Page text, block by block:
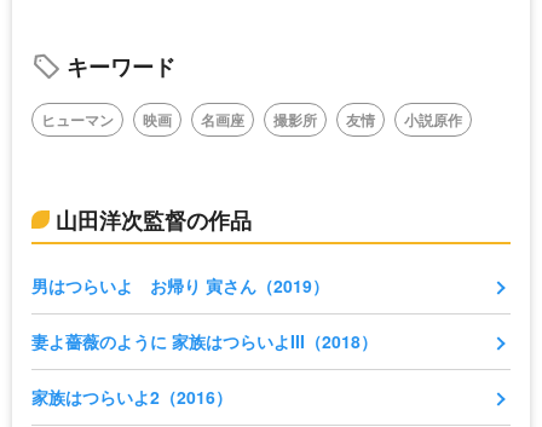
キーワード
ヒューマン 映画 名画座 撮影所 友情 小説原作
山田洋次監督の作品
男はつらいよ お帰り 寅さん（2019）
妻よ薔薇のように 家族はつらいよIII（2018）
家族はつらいよ2（2016）